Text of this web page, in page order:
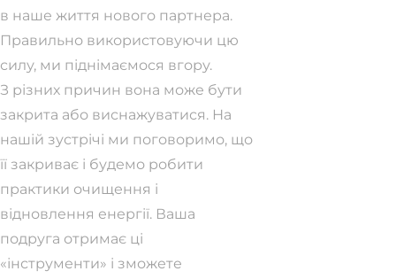
в наше життя нового партнера.
Правильно використовуючи цю
силу, ми піднімаємося вгору.
З різних причин вона може бути
закрита або виснажуватися. На
нашій зустрічі ми поговоримо, що
її закриває і будемо робити
практики очищення і
відновлення енергії. Ваша
подруга отримає ці
«інструменти» і зможете